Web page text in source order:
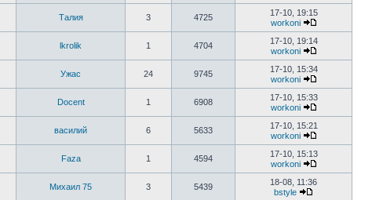
Талия 3 4725
17-10, 19:15
workoni
lkrolik 1 4704
17-10, 19:14
workoni
Ужас 24 9745
17-10, 15:34
workoni
Docent 1 6908
17-10, 15:33
workoni
василий 6 5633
17-10, 15:21
workoni
Faza 1 4594
17-10, 15:13
workoni
Михаил 75 3 5439
18-08, 11:36
bstyle